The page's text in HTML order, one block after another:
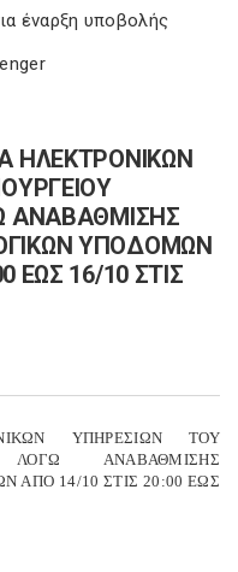
έναρξη υποβολής
ΗΛΕΚΤΡΟΝΙΚΩΝ
ΑΝΑΒΑΘΜΙΣΗΣ
ΥΠΟΔΟΜΩΝ
ΕΩΣ 16/10 ΣΤΙΣ
ΥΠΗΡΕΣΙΩΝ ΤΟΥ
ΛΟΓΩ ΑΝΑΒΑΘΜΙΣΗΣ
14/10 ΣΤΙΣ 20:00 ΕΩΣ